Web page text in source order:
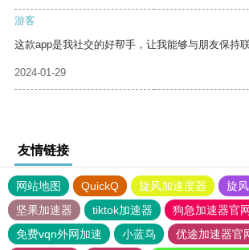
游客
这款app是我社交的好帮手，让我能够与朋友保持
2024-01-29
友情链接
网站地图 QuickQ 旋风加速度器 旋风
坚果加速器
tiktok加速器
狗急加速器官网
免费vqn外网加速
小蓝鸟 优途加速器官